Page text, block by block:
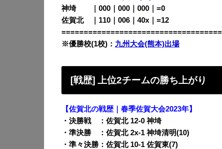
神埼 ｜000｜000｜000｜=0
佐賀北 ｜110｜006｜40x｜=12
※優勝校(1校)： 九州大会(熊本)出場
[戦歴] 上位2チームの勝ち上がり
【佐賀北の戦歴｜春季佐賀大会2023年】
・決勝戦 ：佐賀北 12-0 神埼
・準決勝 ：佐賀北 2x-1 神埼清明(10)
・準々決勝：佐賀北 10-1 佐賀東(7)